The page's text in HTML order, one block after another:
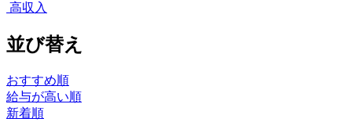
高収入
並び替え
おすすめ順
給与が高い順
新着順